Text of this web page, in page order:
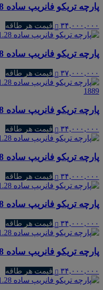
پارچه تریکو فانریپ ساده 1.28 گردباف | آبی نفتی
۳۴,۰۰۰,۰۰۰ قیمت هر طاقه
پارچه تریکو فانریپ ساده 1.28 گردباف | آبی شالی
۳۷,۰۰۰,۰۰۰ قیمت هر طاقه
پارچه تریکو فانریپ ساده 1.28 گردباف | سبز کله غازی
۳۴,۰۰۰,۰۰۰ قیمت هر طاقه
پارچه تریکو فانریپ ساده 1.28 گردباف | سرمه ای
۳۴,۰۰۰,۰۰۰ قیمت هر طاقه
پارچه تریکو فانریپ ساده 1.28 گردباف | زیتونی
۳۴,۰۰۰,۰۰۰ قیمت هر طاقه
پارچه تریکو فانریپ ساده 1.28 گردباف | بنفش سیر
۳۴,۰۰۰,۰۰۰ قیمت هر طاقه